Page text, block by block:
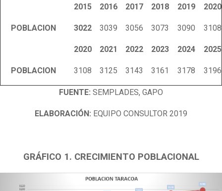
2015 2016 2017 2018 2019 2020
POBLACION 3022 3039 3056 3073 3090 3108
2020 2021 2022 2023 2024 2025
POBLACION 3108 3125 3143 3161 3178 3196
FUENTE: SEMPLADES, GAPO
ELABORACIÓN: EQUIPO CONSULTOR 2019
GRÁFICO 1. CRECIMIENTO POBLACIONAL